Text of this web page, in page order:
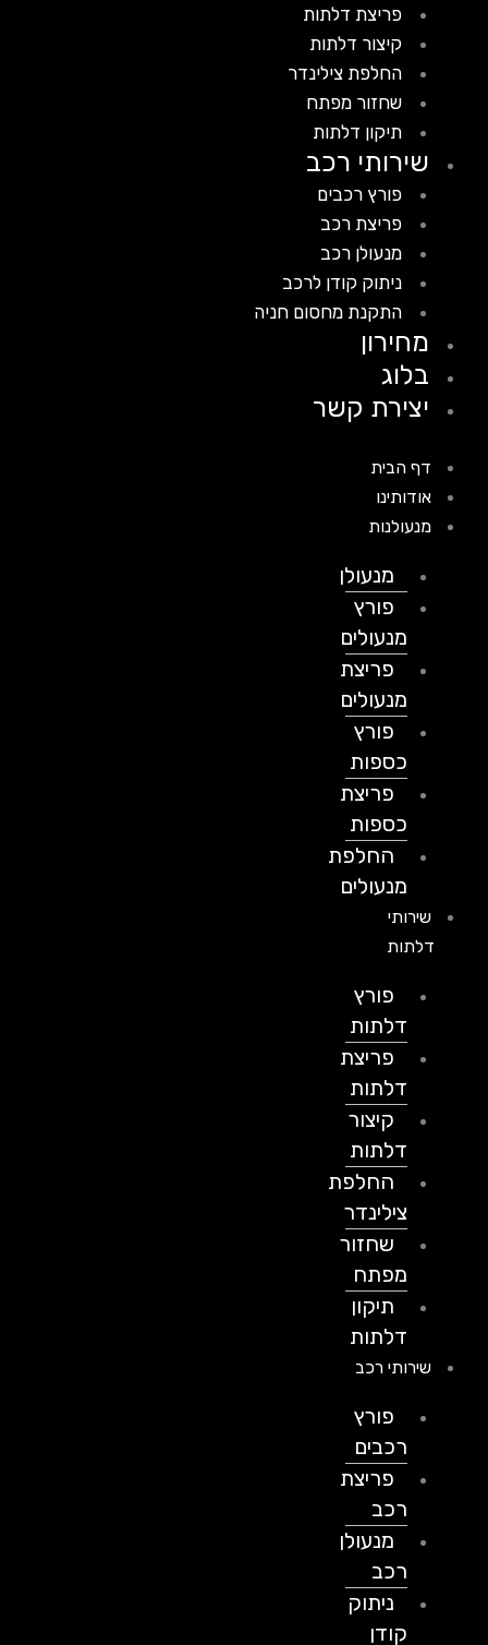
פריצת דלתות
קיצור דלתות
החלפת צילינדר
שחזור מפתח
תיקון דלתות
שירותי רכב
פורץ רכבים
פריצת רכב
מנעולן רכב
ניתוק קודן לרכב
התקנת מחסום חניה
מחירון
בלוג
יצירת קשר
דף הבית
אודותינו
מנעולנות
מנעולן
פורץ
מנעולים
פריצת
מנעולים
פורץ
כספות
פריצת
כספות
החלפת
מנעולים
שירותי
דלתות
פורץ
דלתות
פריצת
דלתות
קיצור
דלתות
החלפת
צילינדר
שחזור
מפתח
תיקון
דלתות
שירותי רכב
פורץ
רכבים
פריצת
מנעולן
ניתוק